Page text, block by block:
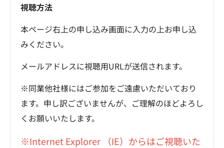
視聴方法
本ページ右上の申し込み画面に入力の上お申し込
みください。
メールアドレスに視聴用URLが送信されます。
※同業他社様にはご参加をご遠慮いただいており
ます。申し訳ございませんが、ご理解のほどよろし
くお願いいたします。
※Internet Explorer （IE）からはご視聴いた